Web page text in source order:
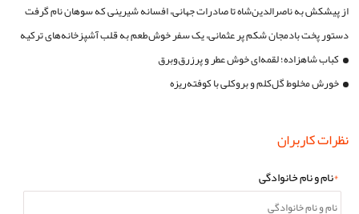
از پیشکش به ناصرالدین‌شاه تا صادرات جهانی، افسانه شیرینی که سوهان نام گرفت
دستور پخت بادمجان شکم پر عثمانی، یک سفر خوش‌طعم به قلب آشپزخانه‌های ترکیه
کباب شاهزاده؛ لقمه‌ای خوش عطر و پرزرق‌وبرق
خورش مخلوط گل‌کلم و بروکلی با کوفته‌ریزه
نظرات کاربران
*نام و نام خانوادگی